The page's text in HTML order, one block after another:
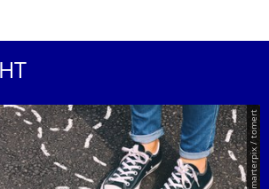
© Smarterpix / tomert